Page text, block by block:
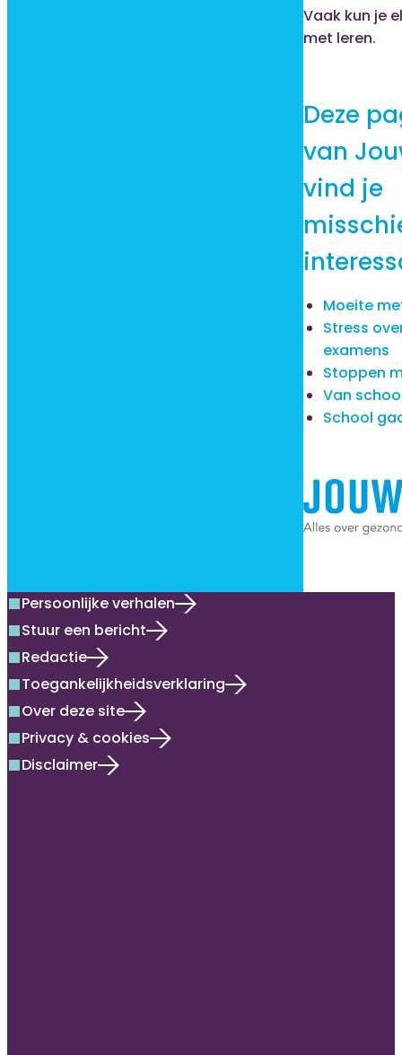
Vaak kun je
met leren.
Deze
van
vind je
Moeite
Stress
examens
Stoppen
Van
School
squarePersoonlijke verhalen
squareStuur een bericht
squareRedactie
squareToegankelijkheidsverklaring
squareOver deze site
squarePrivacy & cookies
squareDisclaimer